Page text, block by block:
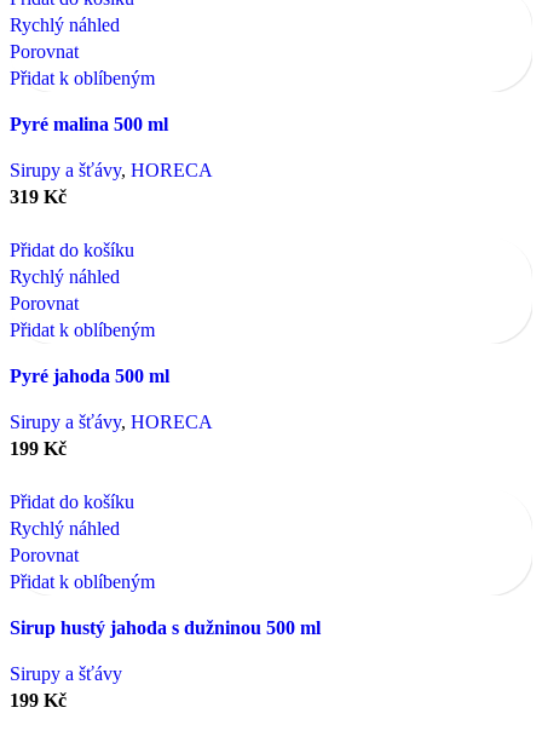
Rychlý náhled
Porovnat
Přidat k oblíbeným
Pyré malina 500 ml
Sirupy a šťávy, HORECA
319 Kč
Přidat do košíku
Rychlý náhled
Porovnat
Přidat k oblíbeným
Pyré jahoda 500 ml
Sirupy a šťávy, HORECA
199 Kč
Přidat do košíku
Rychlý náhled
Porovnat
Přidat k oblíbeným
Sirup hustý jahoda s dužninou 500 ml
Sirupy a šťávy
199 Kč